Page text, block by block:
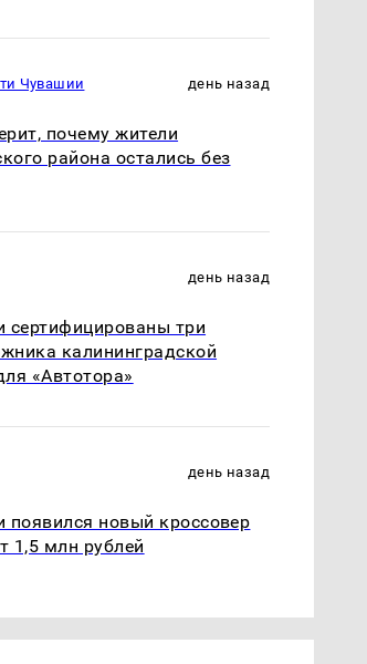
не
нам?
Чувашии день назад
почему жители
района остались без
день назад
сертифицированы три
калининградской
«Автотора»
день назад
появился новый кроссовер
1,5 млн рублей